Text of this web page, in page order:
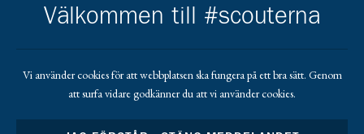
Kårens partners
Gå till https://gvb.nu/
Välkommen till #scouterna
Vi använder cookies för att webbplatsen ska fungera på ett bra sätt. Genom
att surfa vidare godkänner du att vi använder cookies.